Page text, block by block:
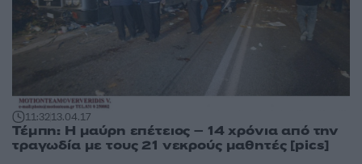
11:3213.04.17
Τέμπη: Η μαύρη επέτειος – 14 χρόνια από την
τραγωδία με τους 21 νεκρούς μαθητές [pics]